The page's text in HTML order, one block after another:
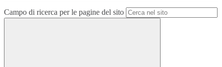
Campo di ricerca per le pagine del sito